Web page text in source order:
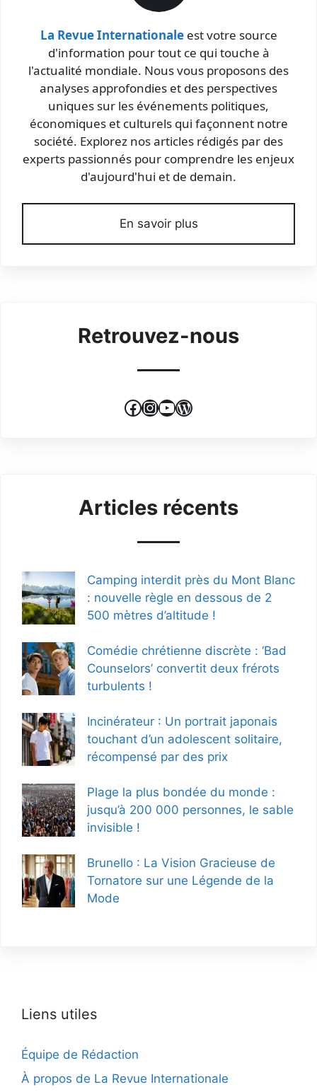
La Revue Internationaleest votre source
d'information pour tout ce qui touche à
l'actualité mondiale. Nous vous proposons des
analyses approfondies et des perspectives
uniques sur les événements politiques,
économiques et culturels qui façonnent notre
société. Explorez nos articles rédigés par des
experts passionnés pour comprendre les enjeux
d'aujourd'hui et de demain.
En savoir plus
Retrouvez-nous
Facebook
Instagram
YouTube
WordPress
Articles récents
Camping interdit près du Mont Blanc
: nouvelle règle en dessous de 2
500 mètres d’altitude !
Comédie chrétienne discrète : ‘Bad
Counselors’ convertit deux frérots
turbulents !
Incinérateur : Un portrait japonais
touchant d’un adolescent solitaire,
récompensé par des prix
Plage la plus bondée du monde :
jusqu’à 200 000 personnes, le sable
invisible !
Brunello : La Vision Gracieuse de
Tornatore sur une Légende de la
Mode
Liens utiles
Équipe de Rédaction
À propos de La Revue Internationale